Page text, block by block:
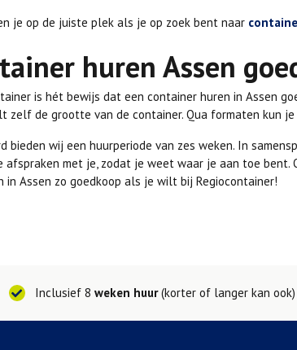
je op de juiste plek als je op zoek bent naar
huren Assen
is hét bewijs dat een container huren in Assen
zelf de grootte van de container. Qua formaten kun
bieden wij een huurperiode van zes weken. In
afspraken met je, zodat je weet waar je aan toe bent.
in Assen zo goedkoop als je wilt bij Regiocontainer!
Inclusief 8 weken huur(korter of langer kan ook)